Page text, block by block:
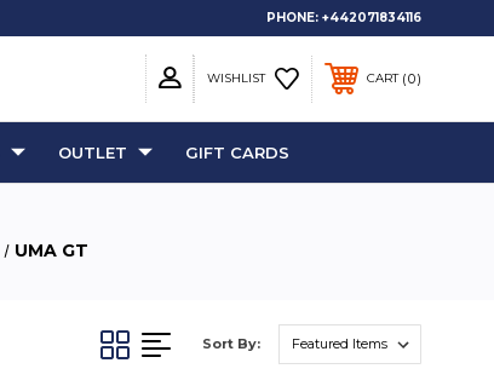
PHONE: +442071834116
WISHLIST CART 0
OUTLET GIFT CARDS
UMA GT
Sort By: